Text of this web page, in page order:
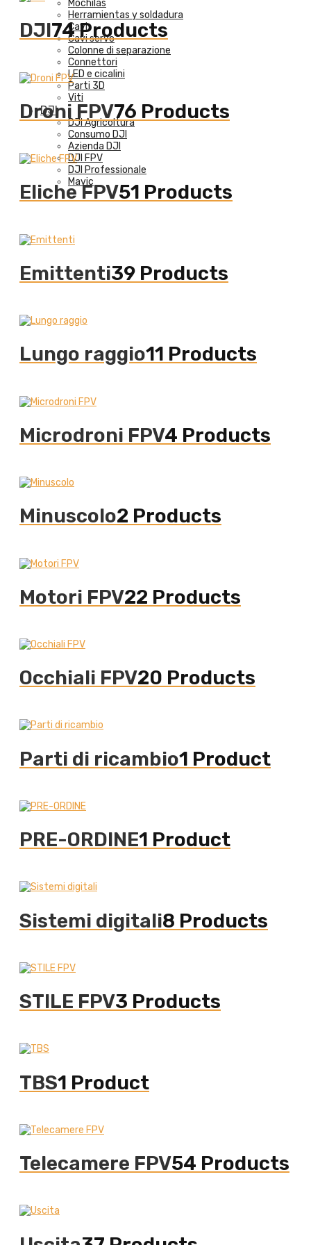
Mochilas
Herramientas y soldadura
Cavi
Cavi servo
Colonne di separazione
Connettori
LED e cicalini
Parti 3D
Viti
DJI
DJI Agricoltura
Consumo DJI
Azienda DJI
DJI FPV
DJI Professionale
Mavic
DJI74 Products
Droni FPV76 Products
Eliche FPV51 Products
Emittenti39 Products
Lungo raggio11 Products
Microdroni FPV4 Products
Minuscolo2 Products
Motori FPV22 Products
Occhiali FPV20 Products
Parti di ricambio1 Product
PRE-ORDINE1 Product
Sistemi digitali8 Products
STILE FPV3 Products
TBS1 Product
Telecamere FPV54 Products